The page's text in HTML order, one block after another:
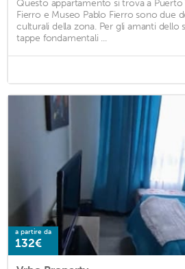
Questo appartamento si trova a Puerto
Fierro e Museo Pablo Fierro sono due
culturali della zona. Per gli amanti dello
tappe fondamentali ...
a partire da
132€